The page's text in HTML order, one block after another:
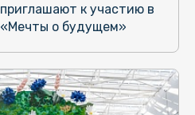
к участию в
«Мечты о будущем»